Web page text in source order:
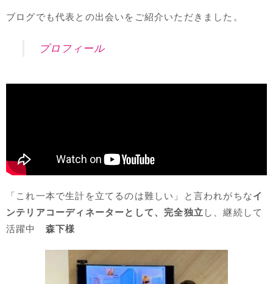
ブログでも代表との出会いをご紹介いただきました。
プロフィール
「これ一本で生計を立てるのは難しい」と言われがちなイ
ンテリアコーディネーターとして、完全独立 し、継続して
活躍中 森下様